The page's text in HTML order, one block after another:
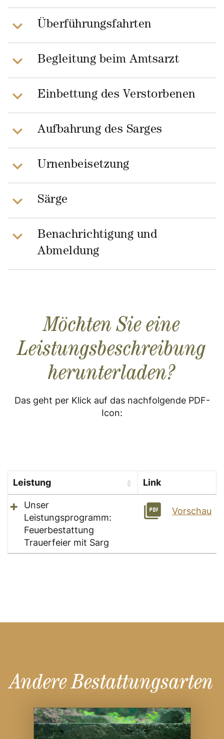
Überführungsfahrten
Begleitung beim Amtsarzt
Einbettung des Verstorbenen
Aufbahrung des Sarges
Urnenbeisetzung
Särge
Benachrichtigung und
Abmeldung
Möchten Sie eine
Leistungsbeschreibung
herunterladen?
Das geht per Klick auf das nachfolgende PDF-
Icon:
Leistung Link
Unser
Leistungsprogramm:
Feuerbestattung
Trauerfeier mit Sarg
Vorschau
Andere Bestattungsarten